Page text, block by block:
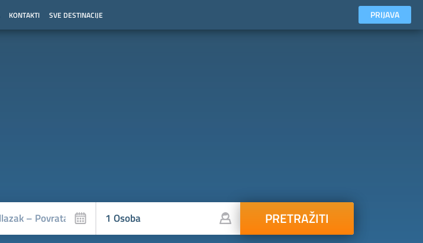
KONTAKTI SVE DESTINACIJE PRIJAVA
PRETRAŽITI